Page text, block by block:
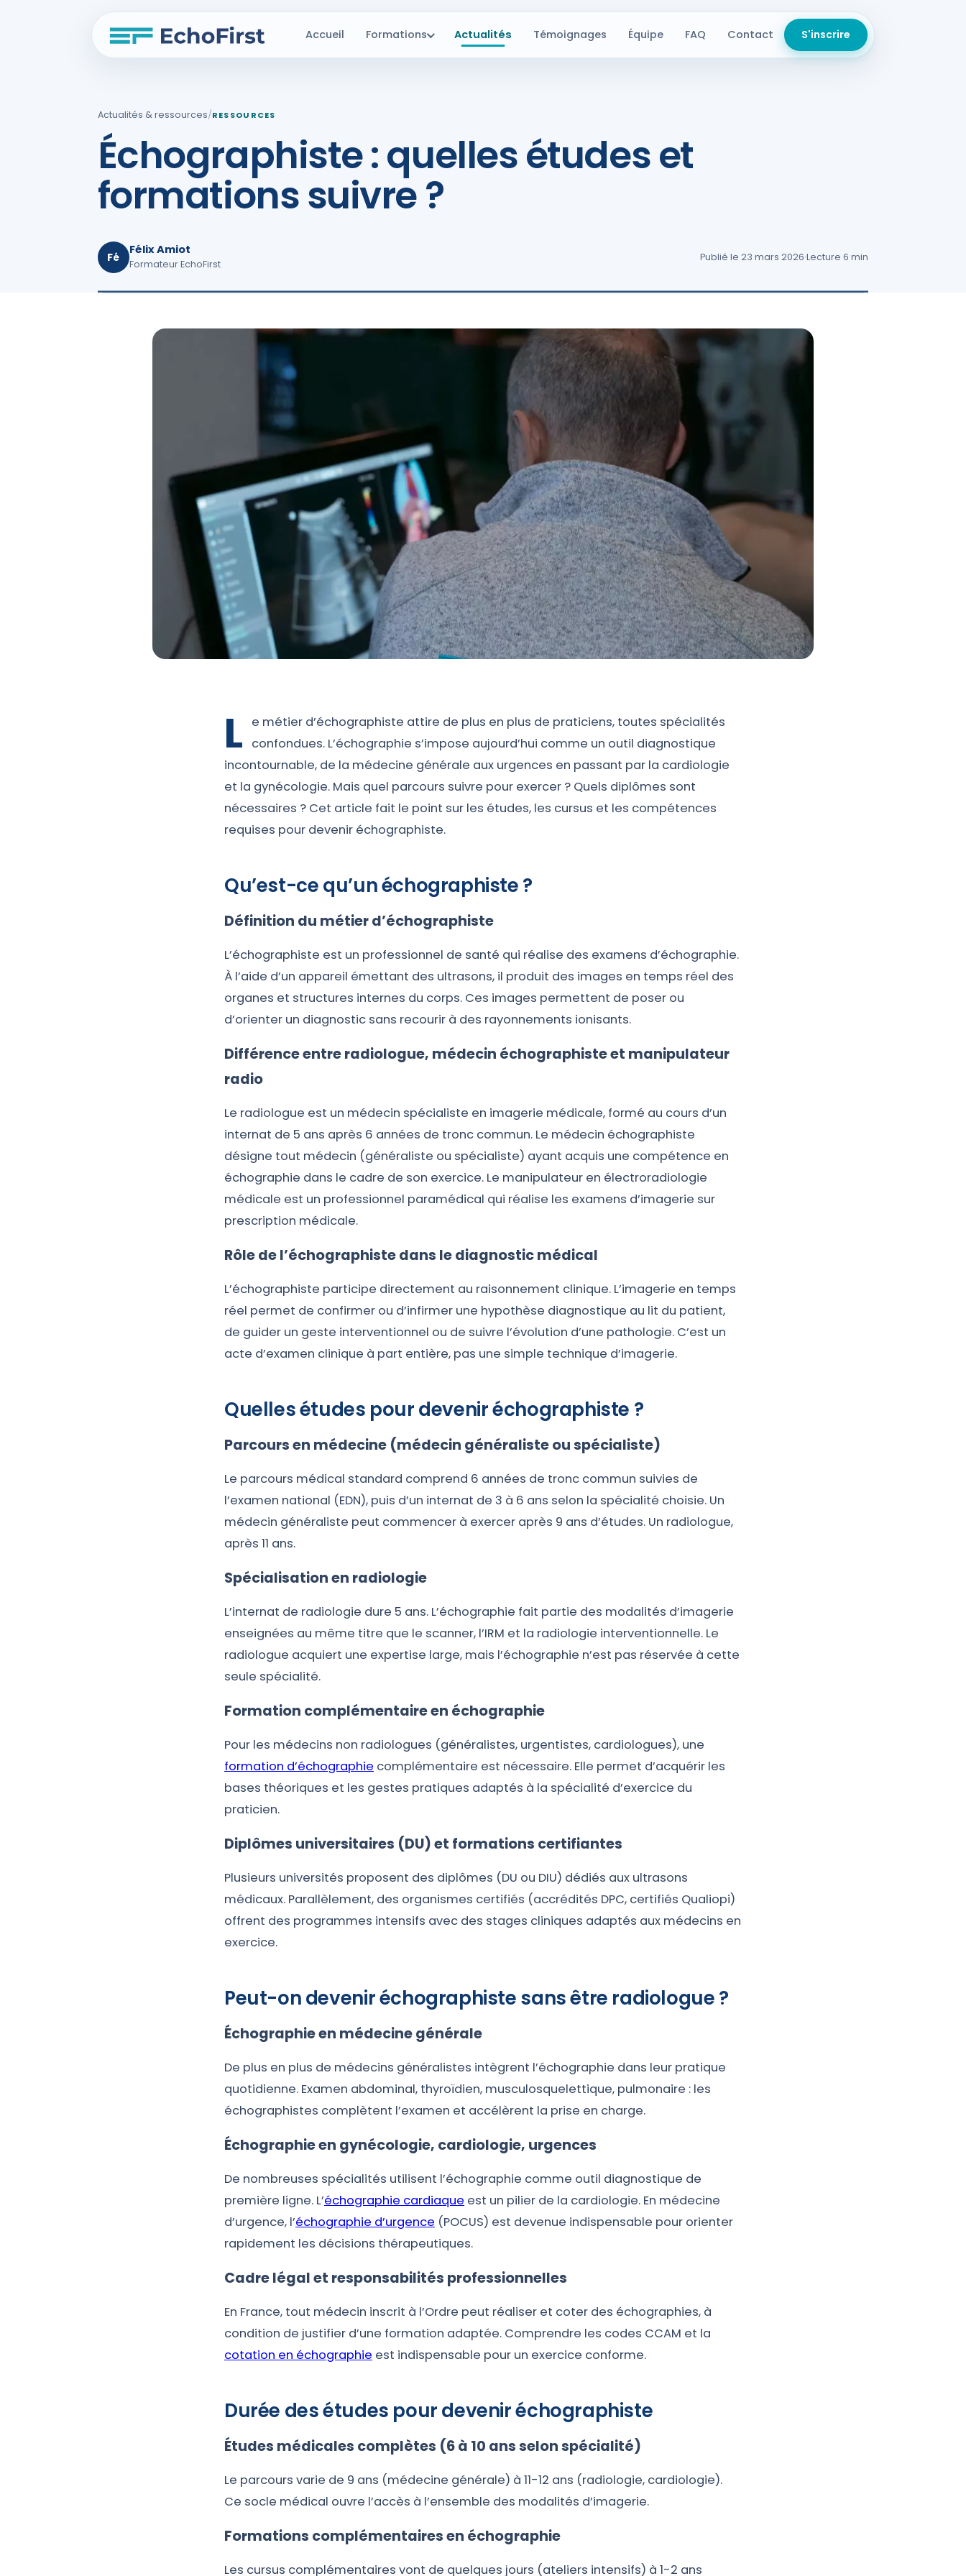
Accueil Formations Actualités Témoignages Équipe FAQ Contact S'inscrire
Actualités & ressources/RESSOURCES
Échographiste : quelles études et
formations suivre ?
Fé
Félix Amiot
Formateur EchoFirst
Publié le 23 mars 2026·Lecture 6 min
L
e métier d’échographiste attire de plus en plus de praticiens, toutes spécialités
confondues. L’échographie s’impose aujourd’hui comme un outil diagnostique
incontournable, de la médecine générale aux urgences en passant par la cardiologie
et la gynécologie. Mais quel parcours suivre pour exercer ? Quels diplômes sont
nécessaires ? Cet article fait le point sur les études, les cursus et les compétences
requises pour devenir échographiste.
Qu’est-ce qu’un échographiste ?
Définition du métier d’échographiste
L’échographiste est un professionnel de santé qui réalise des examens d’échographie.
À l’aide d’un appareil émettant des ultrasons, il produit des images en temps réel des
organes et structures internes du corps. Ces images permettent de poser ou
d’orienter un diagnostic sans recourir à des rayonnements ionisants.
Différence entre radiologue, médecin échographiste et manipulateur
radio
Le radiologue est un médecin spécialiste en imagerie médicale, formé au cours d’un
internat de 5 ans après 6 années de tronc commun. Le médecin échographiste
désigne tout médecin (généraliste ou spécialiste) ayant acquis une compétence en
échographie dans le cadre de son exercice. Le manipulateur en électroradiologie
médicale est un professionnel paramédical qui réalise les examens d’imagerie sur
prescription médicale.
Rôle de l’échographiste dans le diagnostic médical
L’échographiste participe directement au raisonnement clinique. L’imagerie en temps
réel permet de confirmer ou d’infirmer une hypothèse diagnostique au lit du patient,
de guider un geste interventionnel ou de suivre l’évolution d’une pathologie. C’est un
acte d’examen clinique à part entière, pas une simple technique d’imagerie.
Quelles études pour devenir échographiste ?
Parcours en médecine (médecin généraliste ou spécialiste)
Le parcours médical standard comprend 6 années de tronc commun suivies de
l’examen national (EDN), puis d’un internat de 3 à 6 ans selon la spécialité choisie. Un
médecin généraliste peut commencer à exercer après 9 ans d’études. Un radiologue,
après 11 ans.
Spécialisation en radiologie
L’internat de radiologie dure 5 ans. L’échographie fait partie des modalités d’imagerie
enseignées au même titre que le scanner, l’IRM et la radiologie interventionnelle. Le
radiologue acquiert une expertise large, mais l’échographie n’est pas réservée à cette
seule spécialité.
Formation complémentaire en échographie
Pour les médecins non radiologues (généralistes, urgentistes, cardiologues), une
formation d’échographie complémentaire est nécessaire. Elle permet d’acquérir les
bases théoriques et les gestes pratiques adaptés à la spécialité d’exercice du
praticien.
Diplômes universitaires (DU) et formations certifiantes
Plusieurs universités proposent des diplômes (DU ou DIU) dédiés aux ultrasons
médicaux. Parallèlement, des organismes certifiés (accrédités DPC, certifiés Qualiopi)
offrent des programmes intensifs avec des stages cliniques adaptés aux médecins en
exercice.
Peut-on devenir échographiste sans être radiologue ?
Échographie en médecine générale
De plus en plus de médecins généralistes intègrent l’échographie dans leur pratique
quotidienne. Examen abdominal, thyroïdien, musculosquelettique, pulmonaire : les
échographistes complètent l’examen et accélèrent la prise en charge.
Échographie en gynécologie, cardiologie, urgences
De nombreuses spécialités utilisent l’échographie comme outil diagnostique de
première ligne. L’échographie cardiaque est un pilier de la cardiologie. En médecine
d’urgence, l’échographie d’urgence (POCUS) est devenue indispensable pour orienter
rapidement les décisions thérapeutiques.
Cadre légal et responsabilités professionnelles
En France, tout médecin inscrit à l’Ordre peut réaliser et coter des échographies, à
condition de justifier d’une formation adaptée. Comprendre les codes CCAM et la
cotation en échographie est indispensable pour un exercice conforme.
Durée des études pour devenir échographiste
Études médicales complètes (6 à 10 ans selon spécialité)
Le parcours varie de 9 ans (médecine générale) à 11-12 ans (radiologie, cardiologie).
Ce socle médical ouvre l’accès à l’ensemble des modalités d’imagerie.
Formations complémentaires en échographie
Les cursus complémentaires vont de quelques jours (ateliers intensifs) à 1-2 ans